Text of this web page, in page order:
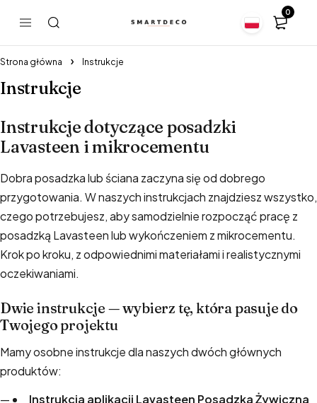
0
Strona główna Instrukcje
Instrukcje
Instrukcje dotyczące posadzki
Lavasteen i mikrocementu
Dobra posadzka lub ściana zaczyna się od dobrego
przygotowania. W naszych instrukcjach znajdziesz wszystko,
czego potrzebujesz, aby samodzielnie rozpocząć pracę z
posadzką Lavasteen lub wykończeniem z mikrocementu.
Krok po kroku, z odpowiednimi materiałami i realistycznymi
oczekiwaniami.
Dwie instrukcje — wybierz tę, która pasuje do
Twojego projektu
Mamy osobne instrukcje dla naszych dwóch głównych
produktów:
Instrukcja aplikacji Lavasteen Posadzka Żywiczna